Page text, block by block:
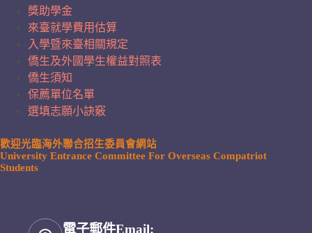
獎助學金
來臺就學費用估算
入學暨來臺相關規定
僑生及外國學生權益對照表
僑生須知
保薦單位名單
選填志願小訣竅
歡迎光臨海外聯合招生委員會網站
University Entrance Committee For Overseas Compatriot
Students
電子郵件Email: